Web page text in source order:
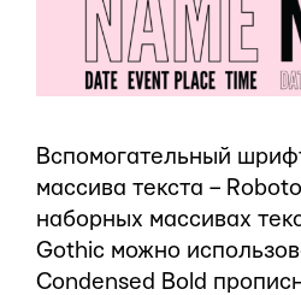
Вспомогательный
массива текста –
наборных массивах
Gothic можно
Condensed Bold